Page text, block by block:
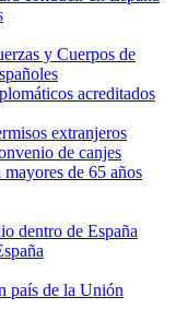
y Cuerpos de
acreditados
extranjeros
de canjes
de 65 años
dentro de España
país de la Unión